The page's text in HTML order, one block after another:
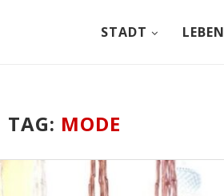
STADT LEBEN
TAG: MODE